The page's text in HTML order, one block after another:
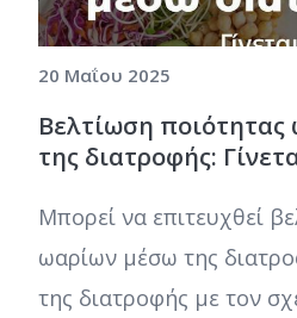
20 Μαΐου 2025
Βελτίωση
της διατροφής:
Μπορεί να επιτευχθεί
ωαρίων μέσω της
της διατροφής με τον